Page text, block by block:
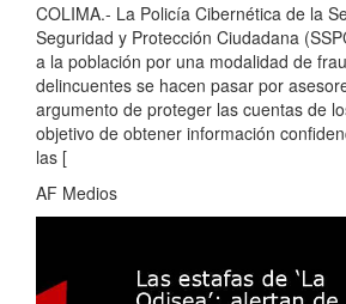
COLIMA.- La Policía Cibernética de la
Seguridad y Protección Ciudadana
a la población por una modalidad de
delincuentes se hacen pasar por
argumento de proteger las cuentas de
objetivo de obtener información
las [
AF Medios